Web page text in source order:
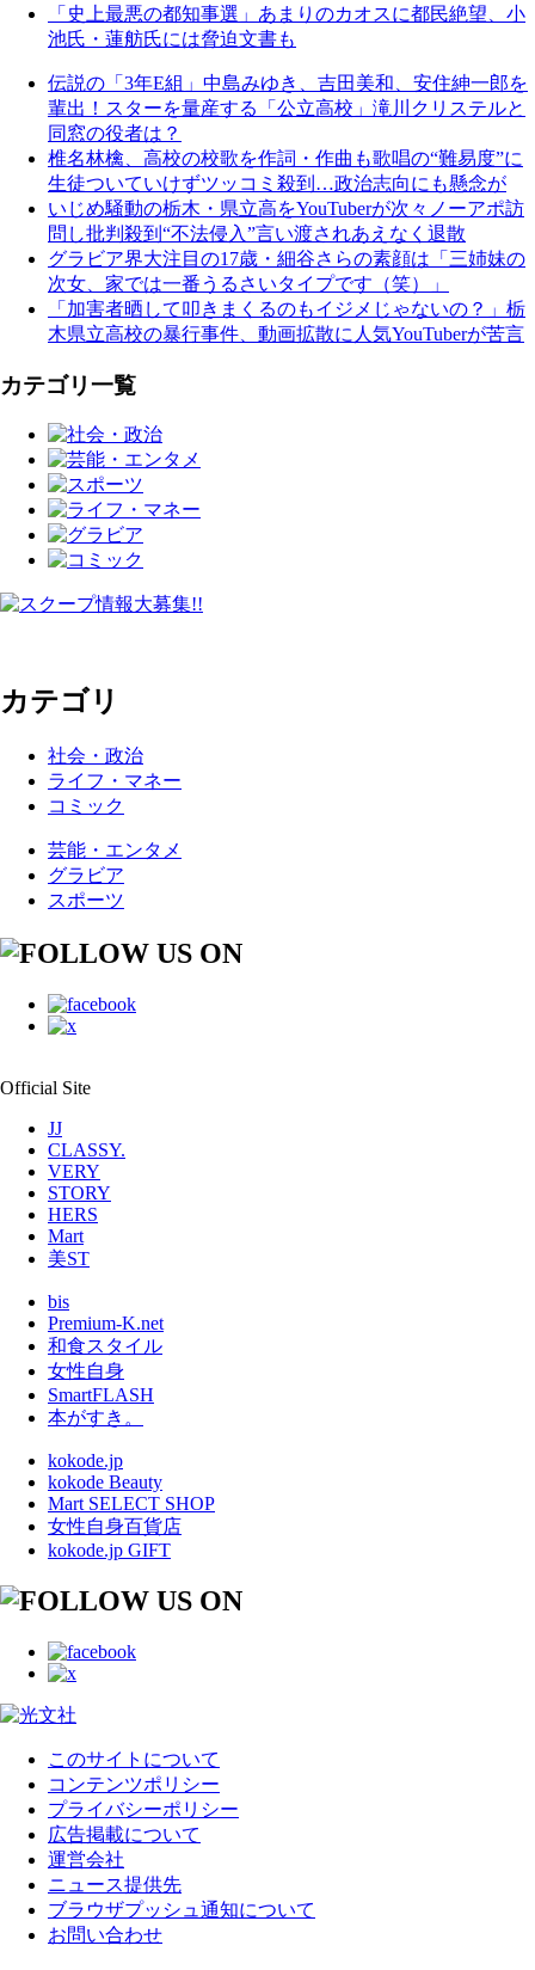
「史上最悪の都知事選」あまりのカオスに都民絶望、小
池氏・蓮舫氏には脅迫文書も
伝説の「3年E組」中島みゆき、吉田美和、安住紳一郎を
輩出！スターを量産する「公立高校」滝川クリステルと
同窓の役者は？
椎名林檎、高校の校歌を作詞・作曲も歌唱の“難易度”に
生徒ついていけずツッコミ殺到…政治志向にも懸念が
いじめ騒動の栃木・県立高をYouTuberが次々ノーアポ訪
問し批判殺到“不法侵入”言い渡されあえなく退散
グラビア界大注目の17歳・細谷さらの素顔は「三姉妹の
次女、家では一番うるさいタイプです（笑）」
「加害者晒して叩きまくるのもイジメじゃないの？」栃
木県立高校の暴行事件、動画拡散に人気YouTuberが苦言
カテゴリ一覧
カテゴリ
社会・政治
ライフ・マネー
コミック
芸能・エンタメ
グラビア
スポーツ
Official Site
JJ
CLASSY.
VERY
STORY
HERS
Mart
美ST
bis
Premium-K.net
和食スタイル
女性自身
SmartFLASH
本がすき。
kokode.jp
kokode Beauty
Mart SELECT SHOP
女性自身百貨店
kokode.jp GIFT
このサイトについて
コンテンツポリシー
プライバシーポリシー
広告掲載について
運営会社
ニュース提供先
ブラウザプッシュ通知について
お問い合わせ